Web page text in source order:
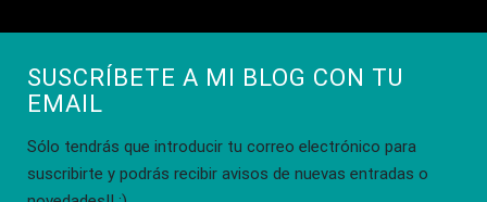
SUSCRÍBETE A MI BLOG CON TU
EMAIL
Sólo tendrás que introducir tu correo electrónico para
suscribirte y podrás recibir avisos de nuevas entradas o